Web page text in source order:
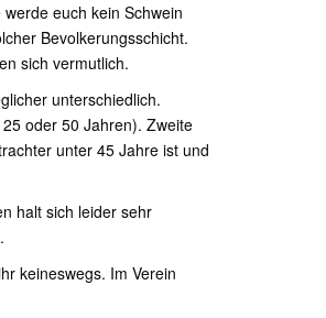
euch kein Schwein
Bevolkerungsschicht.
sich vermutlich.
unterschiedlich.
oder 50 Jahren). Zweite
unter 45 Jahre ist und
halt sich leider sehr
keineswegs. Im Verein